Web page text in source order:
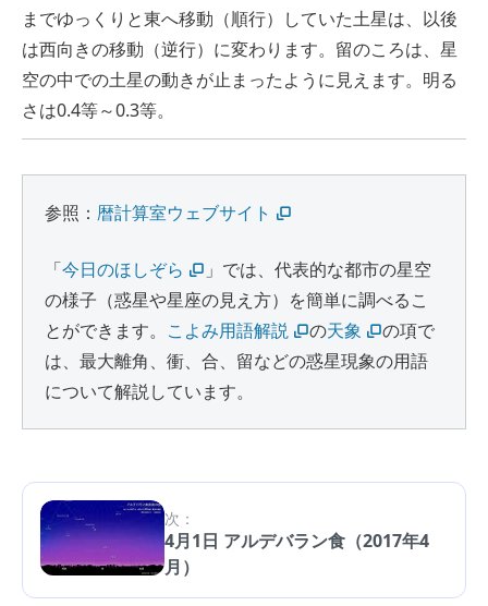
までゆっくりと東へ移動（順行）していた土星は、以後
は西向きの移動（逆行）に変わります。留のころは、星
空の中での土星の動きが止まったように見えます。明る
さは0.4等～0.3等。
参照： 暦計算室ウェブサイト
「今日のほしぞら
」では、代表的な都市の星空
の様子（惑星や星座の見え方）を簡単に調べるこ
とができます。 こよみ用語解説 の天象
の項で
は、最大離角、衝、合、留などの惑星現象の用語
について解説しています。
次：
4月1日 アルデバラン食（2017年4
月）